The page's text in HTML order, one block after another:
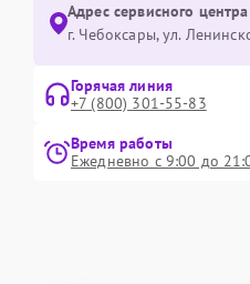
Адрес сервисного
г. Чебоксары, ул.
Горячая линия
+7 (800) 301-55-83
Время работы
Ежедневно с 9:00 до